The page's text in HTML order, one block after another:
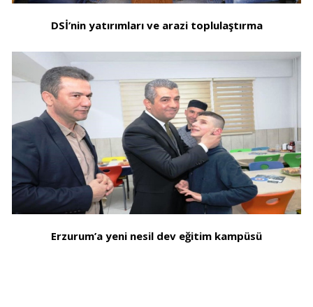
DSİ’nin yatırımları ve arazi toplulaştırma
Erzurum’a yeni nesil dev eğitim kampüsü